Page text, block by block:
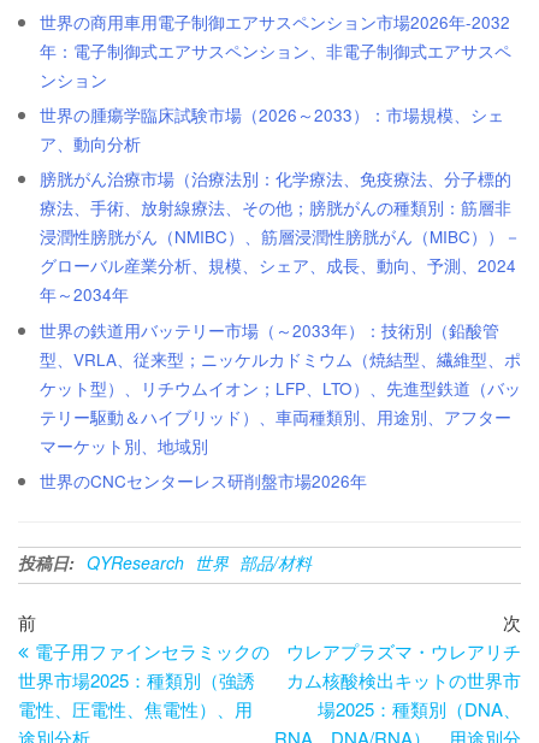
世界の商用車用電子制御エアサスペンション市場2026年-2032
年：電子制御式エアサスペンション、非電子制御式エアサスペ
ンション
世界の腫瘍学臨床試験市場（2026～2033）：市場規模、シェ
ア、動向分析
膀胱がん治療市場（治療法別：化学療法、免疫療法、分子標的
療法、手術、放射線療法、その他；膀胱がんの種類別：筋層非
浸潤性膀胱がん（NMIBC）、筋層浸潤性膀胱がん（MIBC））－
グローバル産業分析、規模、シェア、成長、動向、予測、2024
年～2034年
世界の鉄道用バッテリー市場（～2033年）：技術別（鉛酸管
型、VRLA、従来型；ニッケルカドミウム（焼結型、繊維型、ポ
ケット型）、リチウムイオン；LFP、LTO）、先進型鉄道（バッ
テリー駆動＆ハイブリッド）、車両種類別、用途別、アフター
マーケット別、地域別
世界のCNCセンターレス研削盤市場2026年
投稿日: QYResearch 世界 部品/材料
投
稿
ナ
過
去
の
投
稿
前
電子用ファインセラミックの
世界市場2025：種類別（強誘
電性、圧電性、焦電性）、用
投
次
ウレアプラズマ・ウレアリチ
カム核酸検出キットの世界市
場2025：種類別（DNA、